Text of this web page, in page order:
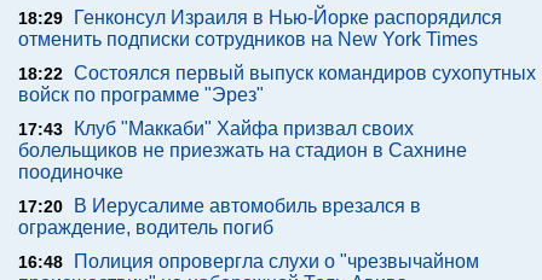
18:29
Генконсул Израиля в Нью-Йорке распорядился
отменить подписки сотрудников на New York Times
18:22 Состоялся первый выпуск командиров сухопутных
войск по программе "Эрез"
17:43
Клуб "Маккаби" Хайфа призвал своих
болельщиков не приезжать на стадион в Сахнине
поодиночке
17:20
В Иерусалиме автомобиль врезался в
ограждение, водитель погиб
16:48
Полиция опровергла слухи о "чрезвычайном